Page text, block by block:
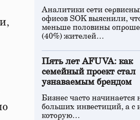
Аналитики сети
офисов SOK выяснили,
меньше половины
(40%) жителей…
Пять лет AFUVA: как
семейный проект стал
узнаваемым брендом
Бизнес часто начинается
больших инвестиций, а с
которую…